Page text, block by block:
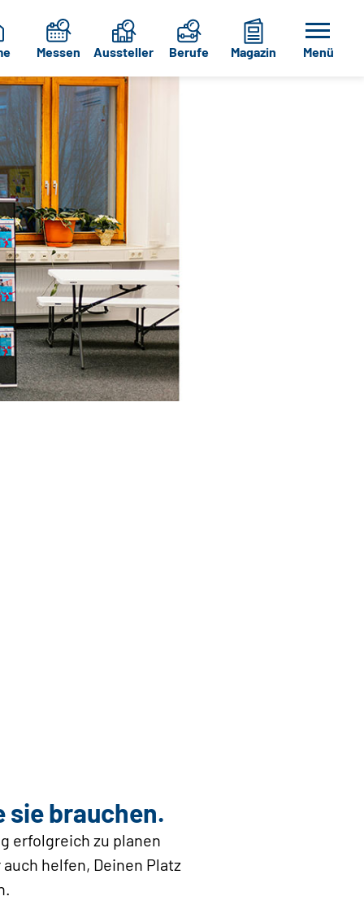
Messen Aussteller Berufe Magazin Menü
sie brauchen.
erfolgreich zu planen
helfen, Deinen Platz